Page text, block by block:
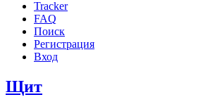
Tracker
FAQ
Поиск
Регистрация
Вход
Щит